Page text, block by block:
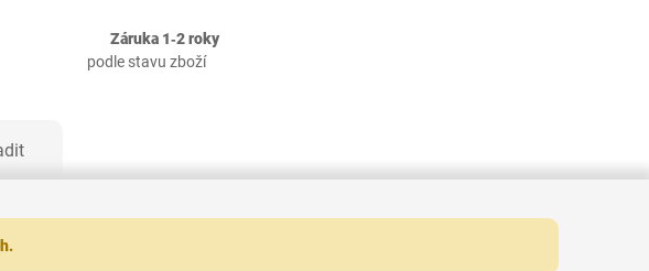
Záruka 1‐2 roky
podle stavu zboží